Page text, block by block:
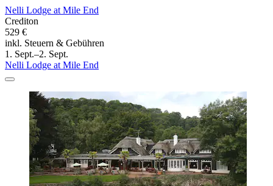
Nelli Lodge at Mile End
Crediton
529 €
inkl. Steuern & Gebühren
1. Sept.–2. Sept.
Nelli Lodge at Mile End